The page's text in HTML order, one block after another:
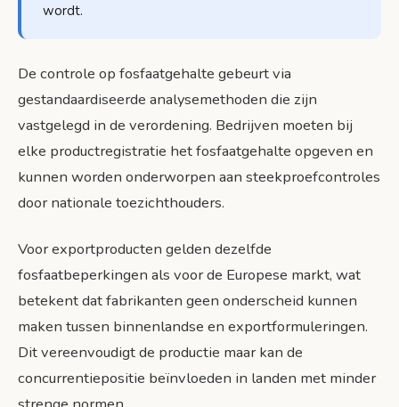
wordt.
De controle op fosfaatgehalte gebeurt via
gestandaardiseerde analysemethoden die zijn
vastgelegd in de verordening. Bedrijven moeten bij
elke productregistratie het fosfaatgehalte opgeven en
kunnen worden onderworpen aan steekproefcontroles
door nationale toezichthouders.
Voor exportproducten gelden dezelfde
fosfaatbeperkingen als voor de Europese markt, wat
betekent dat fabrikanten geen onderscheid kunnen
maken tussen binnenlandse en exportformuleringen.
Dit vereenvoudigt de productie maar kan de
concurrentiepositie beïnvloeden in landen met minder